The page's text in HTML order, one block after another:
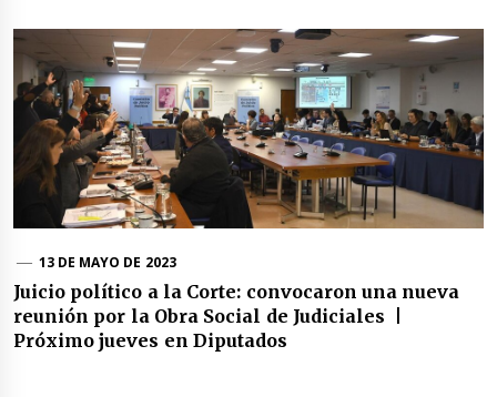
13 DE MAYO DE 2023
Juicio político a la Corte: convocaron una nueva
reunión por la Obra Social de Judiciales |
Próximo jueves en Diputados